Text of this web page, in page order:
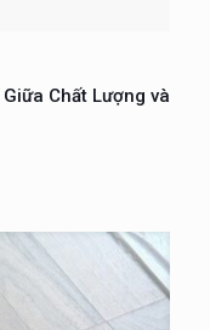
Chất Lượng và